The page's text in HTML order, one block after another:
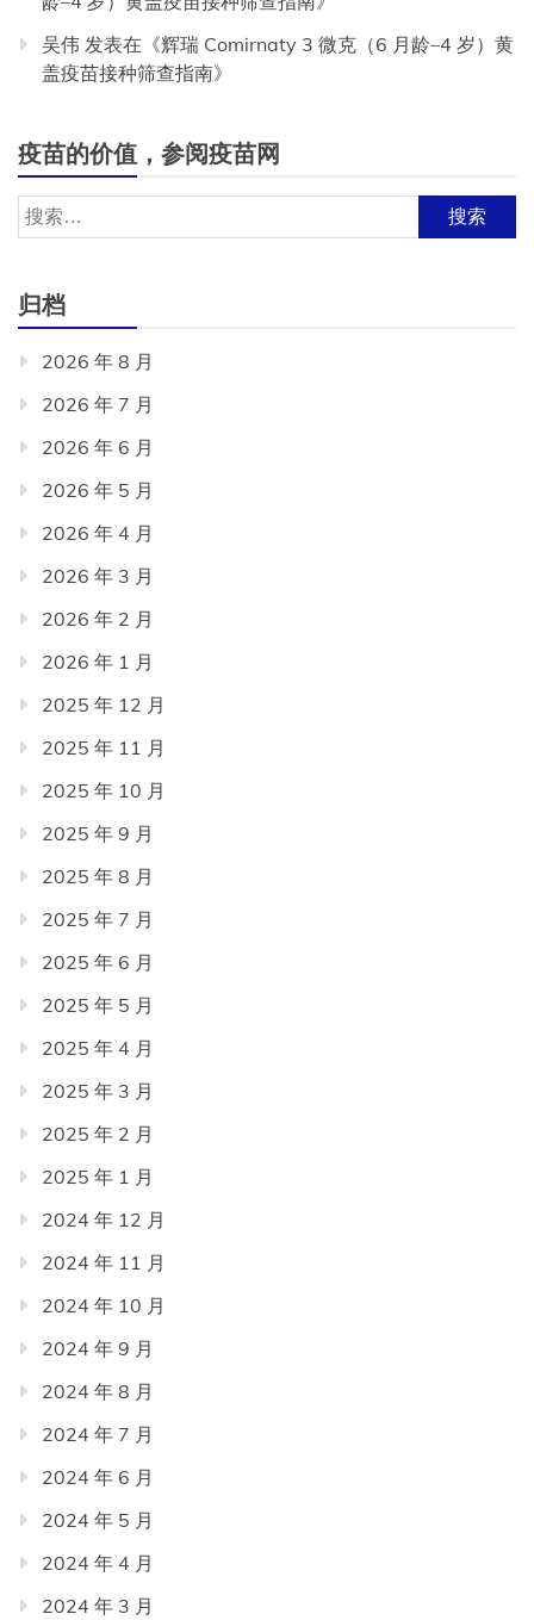
吴伟 发表在《辉瑞 Comirnaty 3 微克（6 月龄–4 岁）黄
盖疫苗接种筛查指南》
疫苗的价值，参阅疫苗网
搜
索：
归档
2026 年 8 月
2026 年 7 月
2026 年 6 月
2026 年 5 月
2026 年 4 月
2026 年 3 月
2026 年 2 月
2026 年 1 月
2025 年 12 月
2025 年 11 月
2025 年 10 月
2025 年 9 月
2025 年 8 月
2025 年 7 月
2025 年 6 月
2025 年 5 月
2025 年 4 月
2025 年 3 月
2025 年 2 月
2025 年 1 月
2024 年 12 月
2024 年 11 月
2024 年 10 月
2024 年 9 月
2024 年 8 月
2024 年 7 月
2024 年 6 月
2024 年 5 月
2024 年 4 月
2024 年 3 月